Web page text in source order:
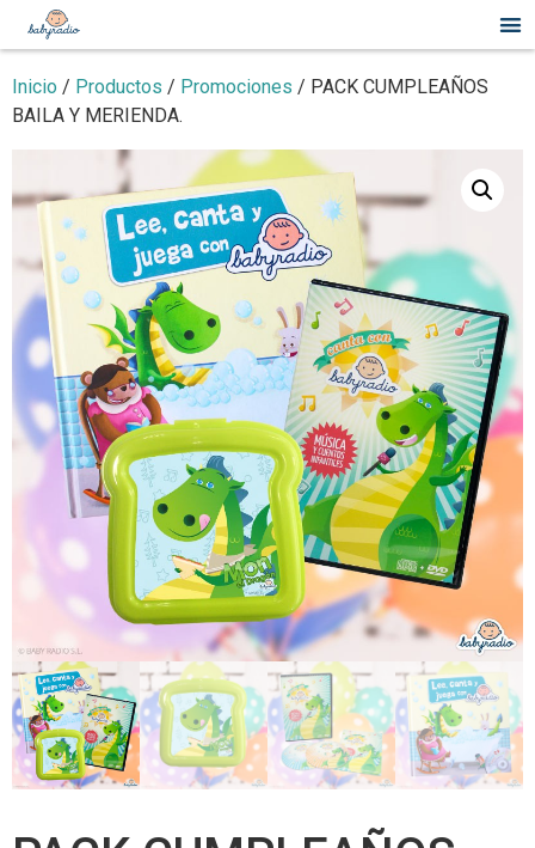
Inicio / Productos / Promociones / PACK CUMPLEAÑOS
BAILA Y MERIENDA.